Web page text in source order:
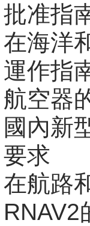
批准指
在海洋
運作指
航空器
國內新
要求
在航路
RNAV2